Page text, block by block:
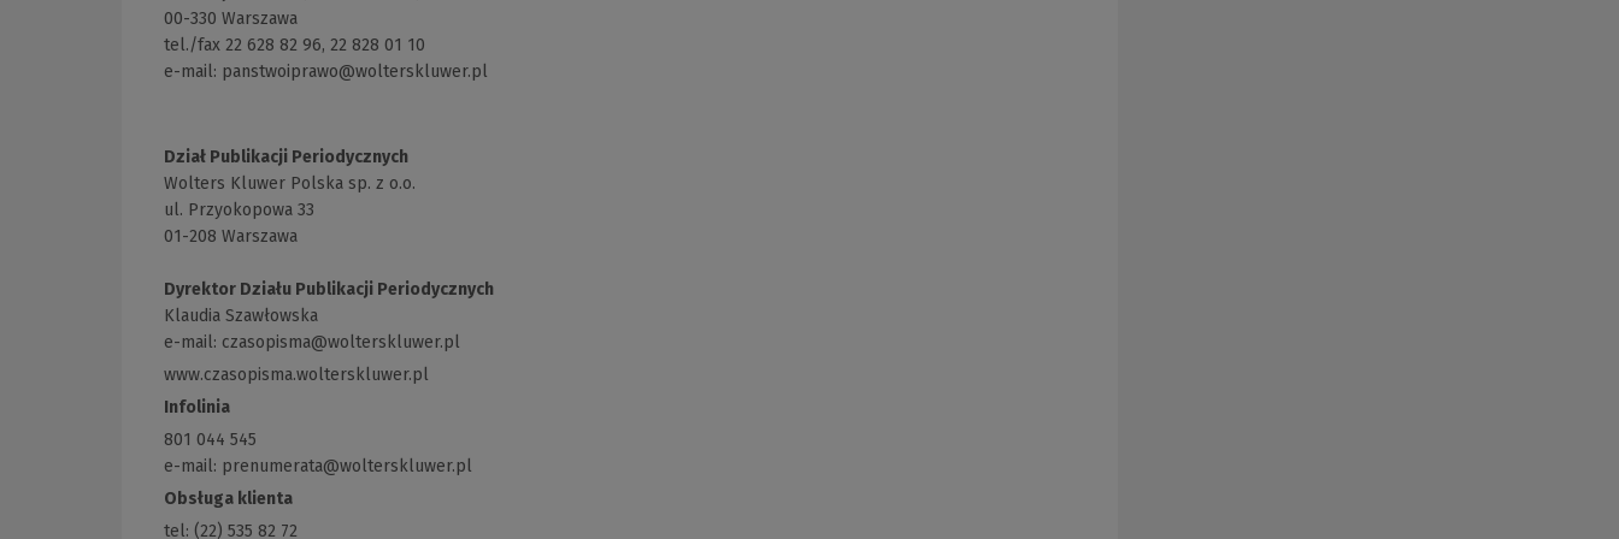
00-330 Warszawa
tel./fax 22 628 82 96, 22 828 01 10
e-mail: panstwoiprawo@wolterskluwer.pl
Dział Publikacji Periodycznych
Wolters Kluwer Polska sp. z o.o.
ul. Przyokopowa 33
01-208 Warszawa
Dyrektor Działu Publikacji Periodycznych
Klaudia Szawłowska
e-mail: czasopisma@wolterskluwer.pl
www.czasopisma.wolterskluwer.pl
strony)
Infolinia
801 044 545
e-mail: prenumerata@wolterskluwer.pl
Obsługa klienta
tel: (22) 535 82 72